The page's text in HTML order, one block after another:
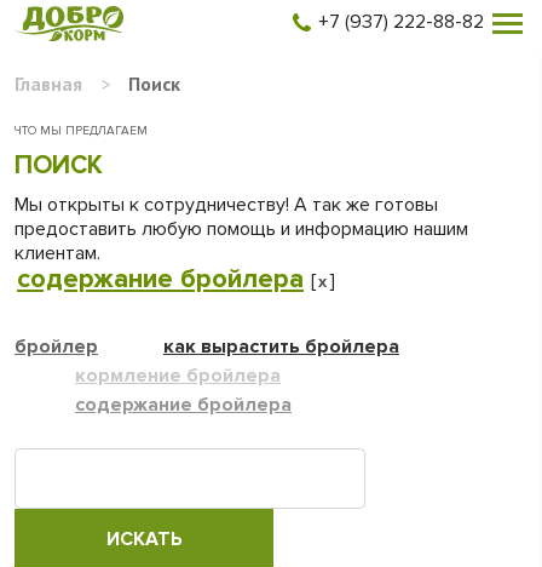
+7 (937) 222-88-82
Главная > Поиск
ЧТО МЫ ПРЕДЛАГАЕМ
ПОИСК
Мы открыты к сотрудничеству! А так же готовы
предоставить любую помощь и информацию нашим
клиентам.
содержание бройлера [x]
бройлер
как вырастить бройлера
кормление бройлера
содержание бройлера